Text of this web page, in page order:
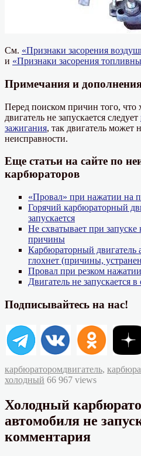
См. «Признаки засорения
и «Признаки засорения
Примечания и
Перед поиском причин того,
двигатель не запускается следует
зажигания, так двигатель может
неисправности.
Еще статьи на сайте по
карбюраторов
«Провал» при нажатии на
Горячий карбюраторный
запускается
Не схватывает при
причины
Карбюраторный двигатель
глохнет (причины,
Провал при резком нажатии
Двигатель не запускается
Подписывайтесь на нас!
карбюраторомМетки
двигатель,
холодный 66 967 views
Холодный
автомобиля не
комментария